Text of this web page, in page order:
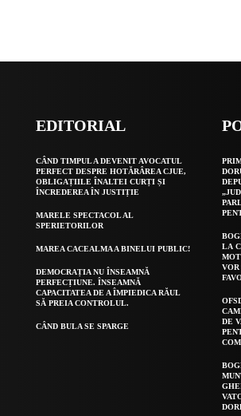
EDITORIAL
CÂND TIMPUL A DEVENIT AVOCATUL
PERFECT DESPRE HOTĂRÂREA CJUE,
OBLIGAȚIILE ÎNALTEI CURȚI ȘI
ÎNCREDEREA ÎN JUSTIȚIE
MARELE SPECTACOL AL
SPERIETORILOR
MAREA CACEALMA A BINELUI PUBLIC!
DEMOCRAȚIA NU ÎNSEAMNĂ
PERFECȚIUNE. ÎNSEAMNĂ
CAPACITATEA DE A ÎMPIEDICA RĂUL
SĂ PREIA CONTROLUL.
CÂND BULA SE SPARGE
LA
DE